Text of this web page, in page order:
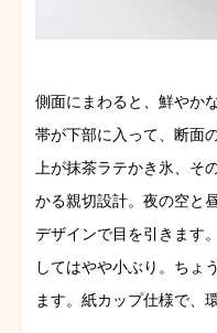
側面にまわると、鮮やか
帯が下部に入って、断面
上が抹茶ラテかき氷、そ
かる親切設計。夜の空と
デザインで目を引きます
してはやや小ぶり。ちょ
ます。紙カップ仕様で、